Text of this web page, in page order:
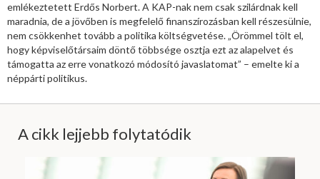
emlékeztetett Erdős Norbert. A KAP-nak nem csak szilárdnak kell
maradnia, de a jövőben is megfelelő finanszírozásban kell részesülnie,
nem csökkenhet tovább a politika költségvetése. „Örömmel tölt el,
hogy képviselőtársaim döntő többsége osztja ezt az alapelvet és
támogatta az erre vonatkozó módosító javaslatomat” – emelte ki a
néppárti politikus.
A cikk lejjebb folytatódik